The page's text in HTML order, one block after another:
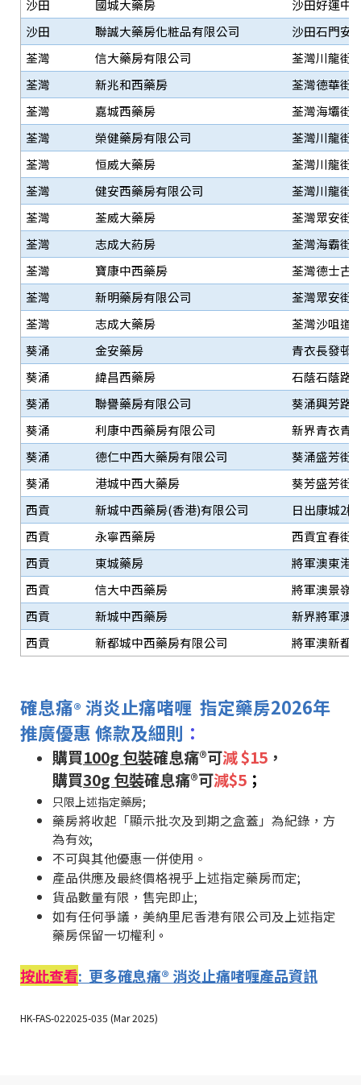
沙田 國城大藥房
沙田好運中
沙田
聯誠大藥房化粧品有限公司
沙田石門安
荃灣
信大藥房有限公司
荃灣川龍街
荃灣
新兆和西藥房
荃灣德華街
荃灣
嘉城西藥房
荃灣海壩街
荃灣
榮健藥房有限公司
荃灣川龍街
荃灣
恒威大藥房
荃灣川龍街
荃灣
健安西藥房有限公司
荃灣川龍街
荃灣
荃威大藥房
荃灣眾安街
荃灣
志成大葯房
荃灣海霸街
荃灣
寶康中西藥房
荃灣德士古
荃灣
新明藥房有限公司
荃灣眾安街
荃灣
志成大藥房
荃灣沙咀道
葵涌
金安藥房
青衣長發邨
葵涌
緯昌西藥房
石蔭石蔭路
葵涌
聯譽藥房有限公司
葵涌興芳路
葵涌
利康中西藥房有限公司
新界青衣青
葵涌
德仁中西大藥房有限公司
葵涌盛芳街
葵涌
港城中西大藥房
葵芳盛芳街
西貢
新城中西藥房(香港)有限公司
日出康城2
西貢
永寧西藥房
西貢宜春街
西貢
東城藥房
將軍澳東港
西貢
信大中西藥房
將軍澳景嶺
西貢
新城中西藥房
新界將軍澳
西貢
新都城中西藥房有限公司 將軍澳新都
確息痛® 消炎止痛啫喱 指定藥房2026年
推廣優惠 條款及細則 ：
購買100g 包裝確息痛®可減 $15 ，
購買30g 包裝確息痛®可減$5 ；
只限上述指定藥房;
藥房將收起「顯示批次及到期之盒蓋」為紀錄，方
為有效;
不可與其他優惠一併使用。
產品供應及最終價格視乎上述指定藥房而定;
貨品數量有限，售完即止;
如有任何爭議，美納里尼香港有限公司及上述指定
藥房保留一切權利 。
按此查看: 更多確息痛® 消炎止痛啫喱產品資訊
HK-FAS-022025-035 (Mar 2025)